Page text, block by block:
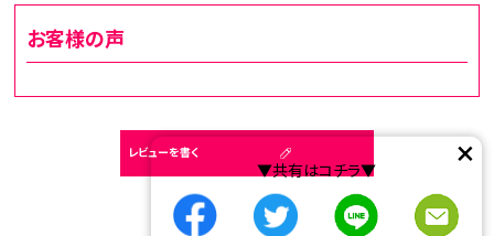
×
▼共有はコチラ▼
お客様の声
レビューを書く